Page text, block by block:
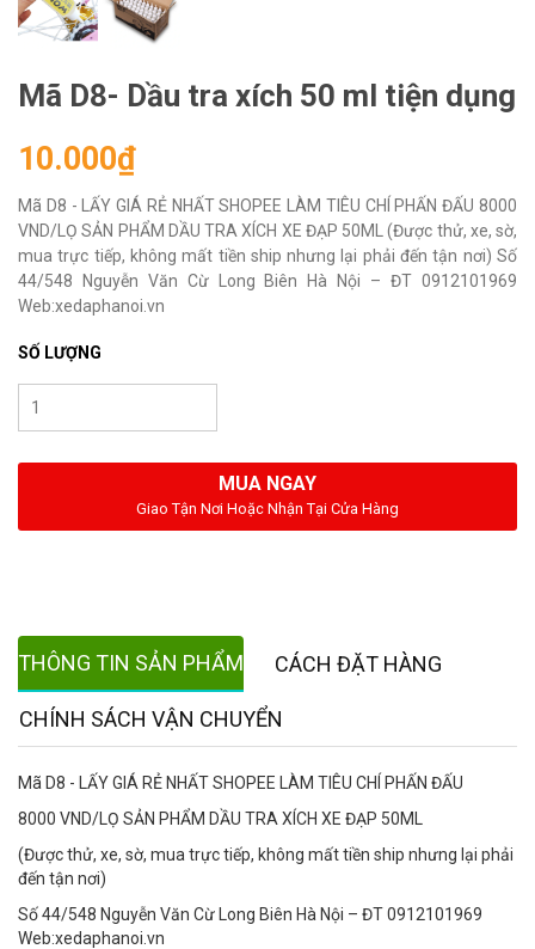
Mã D8- Dầu tra xích 50 ml tiện dụng
10.000₫
Mã D8 - LẤY GIÁ RẺ NHẤT SHOPEE LÀM TIÊU CHÍ PHẤN ĐẤU 8000
VND/LỌ SẢN PHẨM DẦU TRA XÍCH XE ĐẠP 50ML (Được thử, xe, sờ,
mua trực tiếp, không mất tiền ship nhưng lại phải đến tận nơi) Số
44/548 Nguyễn Văn Cừ Long Biên Hà Nội – ĐT 0912101969
Web:xedaphanoi.vn
SỐ LƯỢNG
MUA NGAY
Giao Tận Nơi Hoặc Nhận Tại Cửa Hàng
THÔNG TIN SẢN PHẨM CÁCH ĐẶT HÀNG
CHÍNH SÁCH VẬN CHUYỂN
Mã D8 - LẤY GIÁ RẺ NHẤT SHOPEE LÀM TIÊU CHÍ PHẤN ĐẤU
8000 VND/LỌ SẢN PHẨM DẦU TRA XÍCH XE ĐẠP 50ML
(Được thử, xe, sờ, mua trực tiếp, không mất tiền ship nhưng lại phải
đến tận nơi)
Số 44/548 Nguyễn Văn Cừ Long Biên Hà Nội – ĐT 0912101969
Web:xedaphanoi.vn